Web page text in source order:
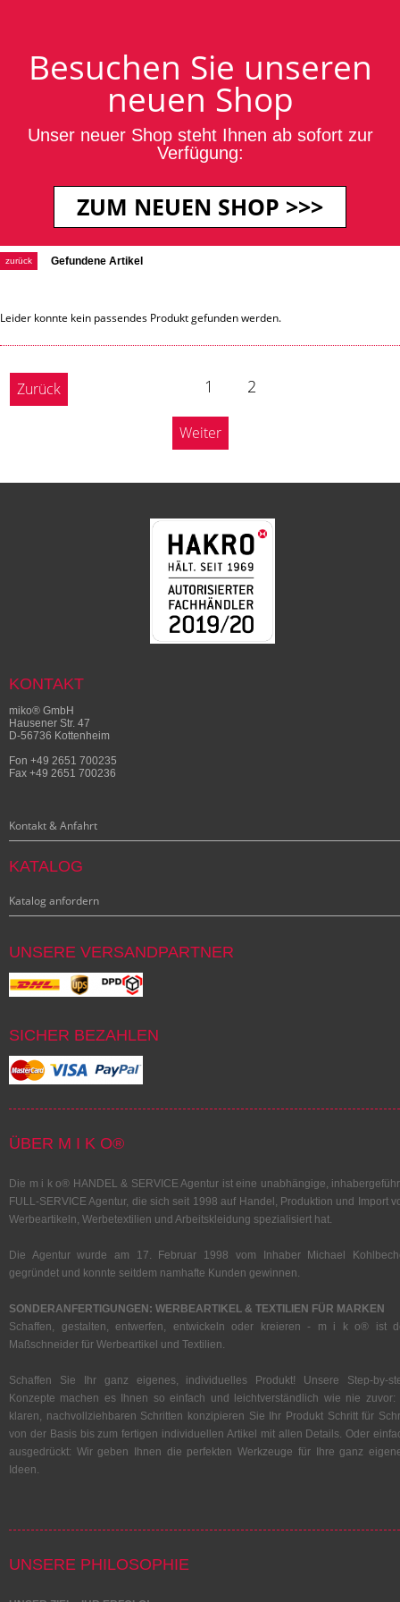
Besuchen Sie unseren
neuen Shop
Unser neuer Shop steht Ihnen ab sofort zur
Verfügung:
ZUM NEUEN SHOP >>>
+49 2651 700235
zurück Gefundene Artikel
Leider konnte kein passendes Produkt gefunden werden.
Zurück 1 2
Weiter
KONTAKT
miko® GmbH
Hausener Str. 47
D-56736 Kottenheim
Fon +49 2651 700235
Fax +49 2651 700236
Kontakt & Anfahrt
KATALOG
Katalog anfordern
UNSERE VERSANDPARTNER
SICHER BEZAHLEN
ÜBER M I K O®
Die m i k o® HANDEL & SERVICE Agentur ist eine unabhängige,
FULL-SERVICE Agentur, die sich seit 1998 auf Handel, Produktion und Import
Werbeartikeln, Werbetextilien und Arbeitskleidung spezialisiert hat.
Die Agentur wurde am 17. Februar 1998 vom Inhaber Michael
gegründet und konnte seitdem namhafte Kunden gewinnen.
SONDERANFERTIGUNGEN: WERBEARTIKEL & TEXTILIEN FÜR MARKEN
Schaffen, gestalten, entwerfen, entwickeln oder kreieren - m i k o® ist
Maßschneider für Werbeartikel und Textilien.
Schaffen Sie Ihr ganz eigenes, individuelles Produkt! Unsere Step-by-
Konzepte machen es Ihnen so einfach und leichtverständlich wie nie zuvor:
klaren, nachvollziehbaren Schritten konzipieren Sie Ihr Produkt Schritt für
von der Basis bis zum fertigen individuellen Artikel mit allen Details. Oder
ausgedrückt: Wir geben Ihnen die perfekten Werkzeuge für Ihre ganz
Ideen.
UNSERE PHILOSOPHIE